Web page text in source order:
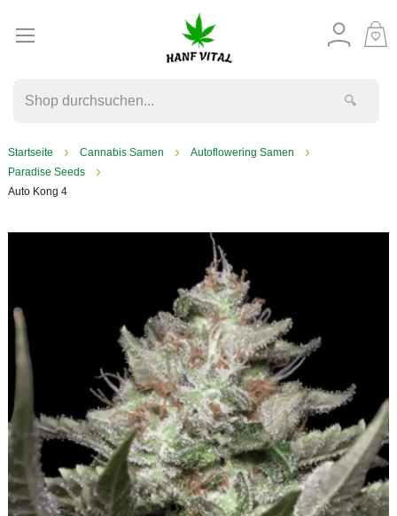
🔍
Startseite Cannabis Samen
Autoflowering Samen
Paradise Seeds
Auto Kong 4